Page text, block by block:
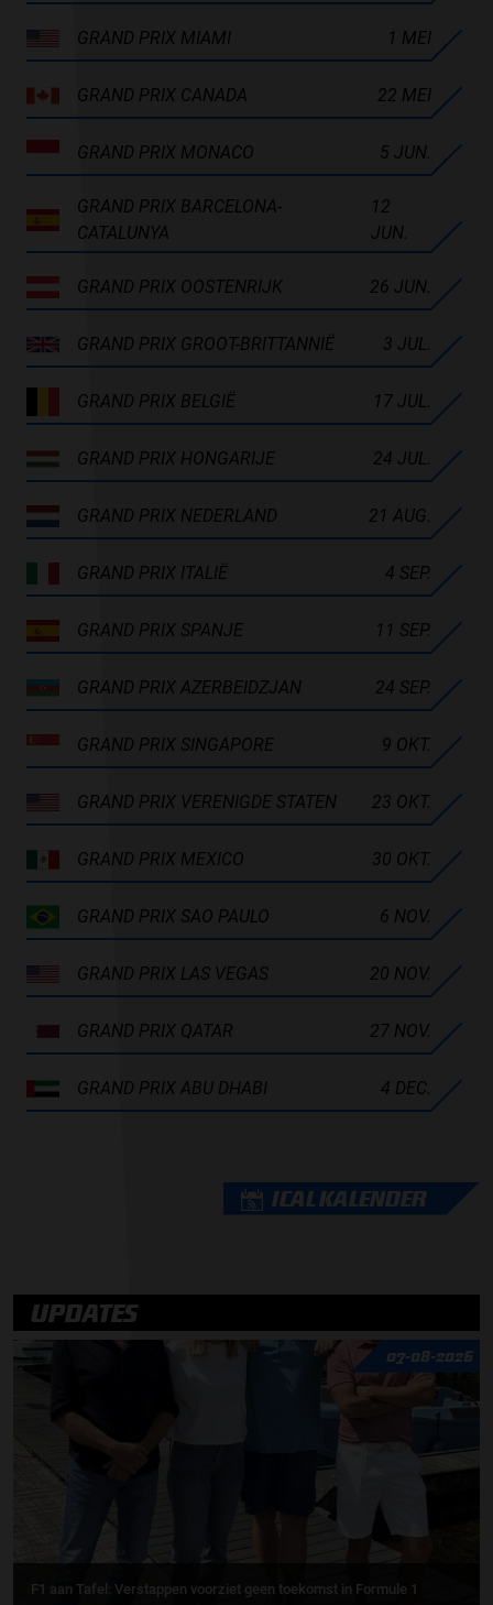
GRAND PRIX MIAMI 1 MEI
GRAND PRIX CANADA 22 MEI
GRAND PRIX MONACO 5 JUN.
GRAND PRIX BARCELONA-
CATALUNYA
12
JUN.
GRAND PRIX OOSTENRIJK 26 JUN.
GRAND PRIX GROOT-BRITTANNIË 3 JUL.
GRAND PRIX BELGIË 17 JUL.
GRAND PRIX HONGARIJE 24 JUL.
GRAND PRIX NEDERLAND 21 AUG.
GRAND PRIX ITALIË 4 SEP.
GRAND PRIX SPANJE 11 SEP.
GRAND PRIX AZERBEIDZJAN 24 SEP.
GRAND PRIX SINGAPORE 9 OKT.
GRAND PRIX VERENIGDE STATEN 23 OKT.
GRAND PRIX MEXICO 30 OKT.
GRAND PRIX SAO PAULO 6 NOV.
GRAND PRIX LAS VEGAS 20 NOV.
GRAND PRIX QATAR 27 NOV.
GRAND PRIX ABU DHABI 4 DEC.
ICAL KALENDER
UPDATES
07-08-2026
F1 aan Tafel: Verstappen voorziet geen toekomst in Formule 1